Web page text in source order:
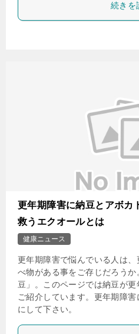
続きを
更年期障害に納豆とアボカ
救うエクオールとは
健康ニュース
更年期障害で悩んでいる人は
べ物がある事をご存じだろう
豆」。このページでは納豆が
ご紹介しています。更年期障
にして下さい。